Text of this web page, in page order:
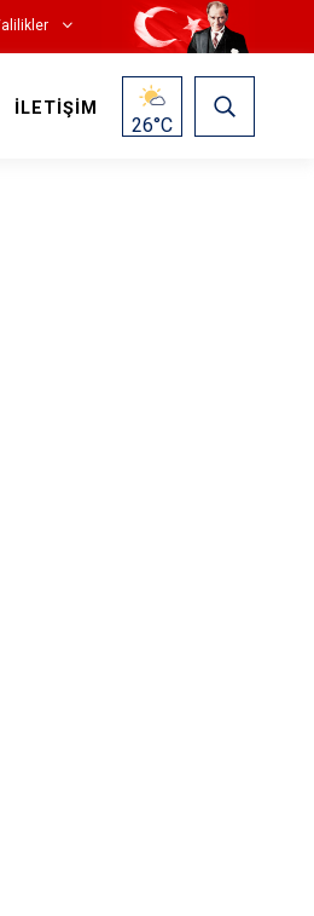
İLETİŞİM
26°C